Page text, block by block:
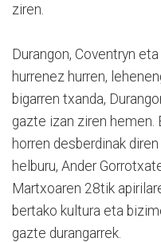
ziren.
Durangon, Coventryn
hurrenez hurren,
bigarren txanda,
gazte izan ziren hemen.
horren desberdinak
helburu, Ander
Martxoaren 28tik
bertako kultura eta
gazte durangarrek.